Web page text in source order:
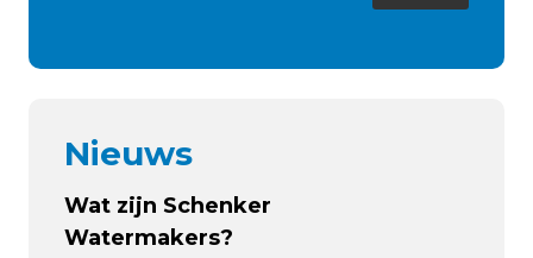
Nieuws
Wat zijn Schenker
Watermakers?